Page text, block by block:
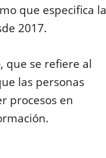
que especifica la
2017.
que se refiere al
las personas
procesos en